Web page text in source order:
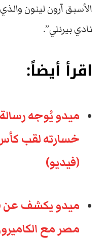
الأسبق آرون لينون
نادي بيرنلي”.
اقرأ أيضاً:
ميدو يُوجه
(فيديو)
ميدو يكشف عن
مصر مع